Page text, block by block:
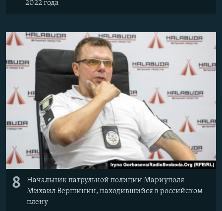
2022 года
8
Начальник патрульной полиции Мариуполя
Михаил Вершинин, находившийся в российском
плену